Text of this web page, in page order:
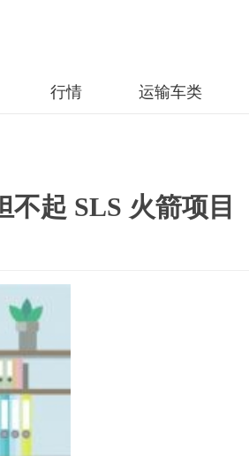
行情 运输车类
起 SLS 火箭项目